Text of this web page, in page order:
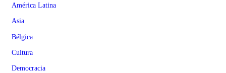
América Latina
Asia
Bélgica
Cultura
Democracia